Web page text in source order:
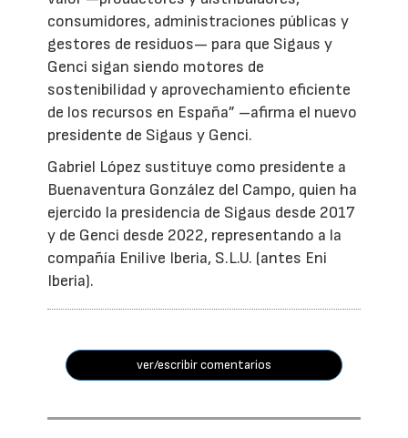
consumidores, administraciones públicas y
gestores de residuos— para que Sigaus y
Genci sigan siendo motores de
sostenibilidad y aprovechamiento eficiente
de los recursos en España” –afirma el nuevo
presidente de Sigaus y Genci.
Gabriel López sustituye como presidente a
Buenaventura González del Campo, quien ha
ejercido la presidencia de Sigaus desde 2017
y de Genci desde 2022, representando a la
compañía Enilive Iberia, S.L.U. (antes Eni
Iberia).
ver/escribir comentarios